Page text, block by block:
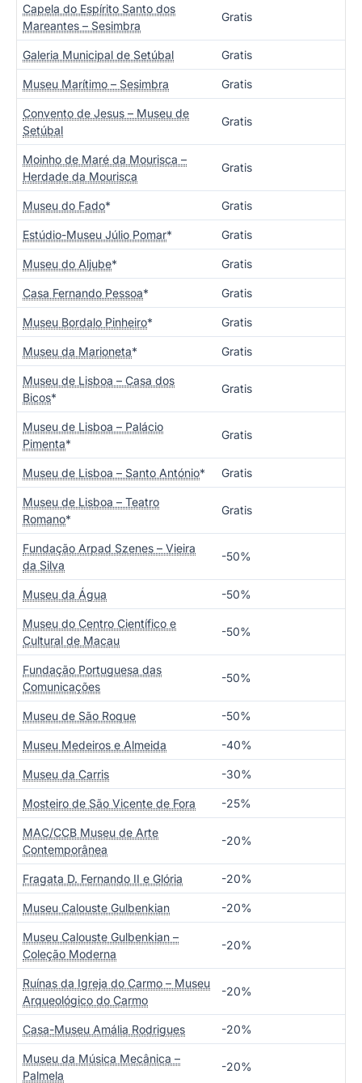
Capela do Espírito Santo dos
Mareantes – Sesimbra
Gratis
Galeria Municipal de Setúbal Gratis
Museu Marítimo – Sesimbra Gratis
Convento de Jesus – Museu de
Setúbal
Gratis
Moinho de Maré da Mourisca –
Herdade da Mourisca
Gratis
Museu do Fado* Gratis
Estúdio-Museu Júlio Pomar* Gratis
Museu do Aljube* Gratis
Casa Fernando Pessoa* Gratis
Museu Bordalo Pinheiro* Gratis
Museu da Marioneta* Gratis
Museu de Lisboa – Casa dos
Bicos*
Gratis
Museu de Lisboa – Palácio
Pimenta*
Gratis
Museu de Lisboa – Santo António* Gratis
Museu de Lisboa – Teatro
Romano*
Gratis
Fundação Arpad Szenes – Vieira
da Silva
-50%
Museu da Água -50%
Museu do Centro Científico e
Cultural de Macau
-50%
Fundação Portuguesa das
Comunicações
-50%
Museu de São Roque -50%
Museu Medeiros e Almeida -40%
Museu da Carris -30%
Mosteiro de São Vicente de Fora -25%
MAC/CCB Museu de Arte
Contemporânea
-20%
Fragata D. Fernando II e Glória -20%
Museu Calouste Gulbenkian -20%
Museu Calouste Gulbenkian –
Coleção Moderna
-20%
Ruínas da Igreja do Carmo – Museu
Arqueológico do Carmo
-20%
Casa-Museu Amália Rodrigues -20%
Museu da Música Mecânica –
Palmela
-20%